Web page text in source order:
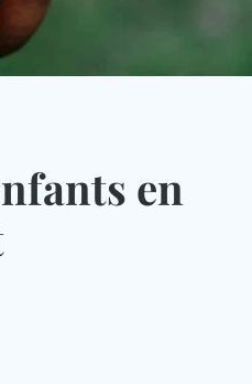
en